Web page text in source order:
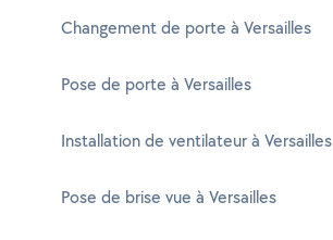
Changement de porte à Versailles
Pose de porte à Versailles
Installation de ventilateur à Versailles
Pose de brise vue à Versailles